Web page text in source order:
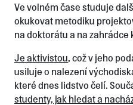
Ve volném čase studuje
okukovat metodiku
na doktorátu a na zahrádce
Je aktivistou, což v jeho
usiluje o nalezení
které dnes lidstvo čelí.
studenty, jak hledat a